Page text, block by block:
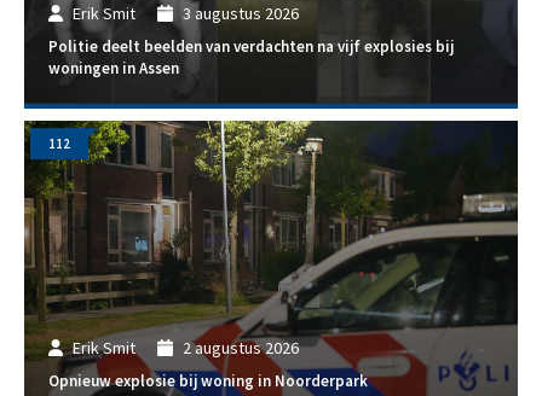
Erik Smit 3 augustus 2026
Politie deelt beelden van verdachten na vijf explosies bij
woningen in Assen
Erik Smit 2 augustus 2026
Opnieuw explosie bij woning in Noorderpark
112